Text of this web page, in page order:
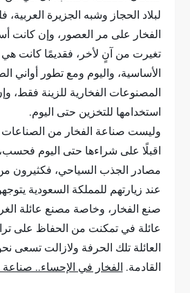
لبلاد الحجاز وشبه الجزيرة العربية،
الفخار على مر العصور، وإن كانت
تغيرت من آنٍ لأخر، فقديمًا كانت هي
الأساسية، واليوم ومع تطور أواني
المصنوعات الفخارية للزينة فقط،
استخدامها للتخزين حتى اليوم.
وليست صناعة الفخار من الصناعات
اقبلًا على شراءها حتى اليوم
مصادر الجذب السياحي، فكثيرون
عند زيارتهم للمملكة السعودية
صنع الفخار، وخاصة مصنع عائلة
عائلة في تمكنت من الحفاظ على
العائلة تلك الحرفة ولازالت تسعى
القادمة. الفخار في الإحساء.. صناعة